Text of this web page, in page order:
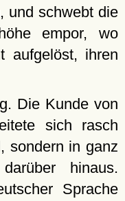
und schwebt die
empor, wo
aufgelöst, ihren
Die Kunde von
sich rasch
sondern in ganz
hinaus.
Sprache